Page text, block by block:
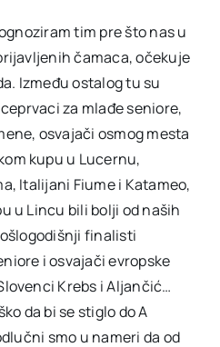
tim pre što nas u
čamaca, očekuje
Između ostalog tu su
za mlađe seniore,
osvajači osmog mesta
kupu u Lucernu,
Italijani Fiume i Katameo,
u Lincu bili bolji od naših
finalisti
i osvajači evropske
Krebs i Aljančić…
da bi se stiglo do A
smo u nameri da od